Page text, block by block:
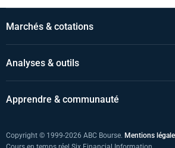
Marchés & cotations
Analyses & outils
Apprendre & communauté
Copyright © 1999-2026 ABC Bourse. Mentions